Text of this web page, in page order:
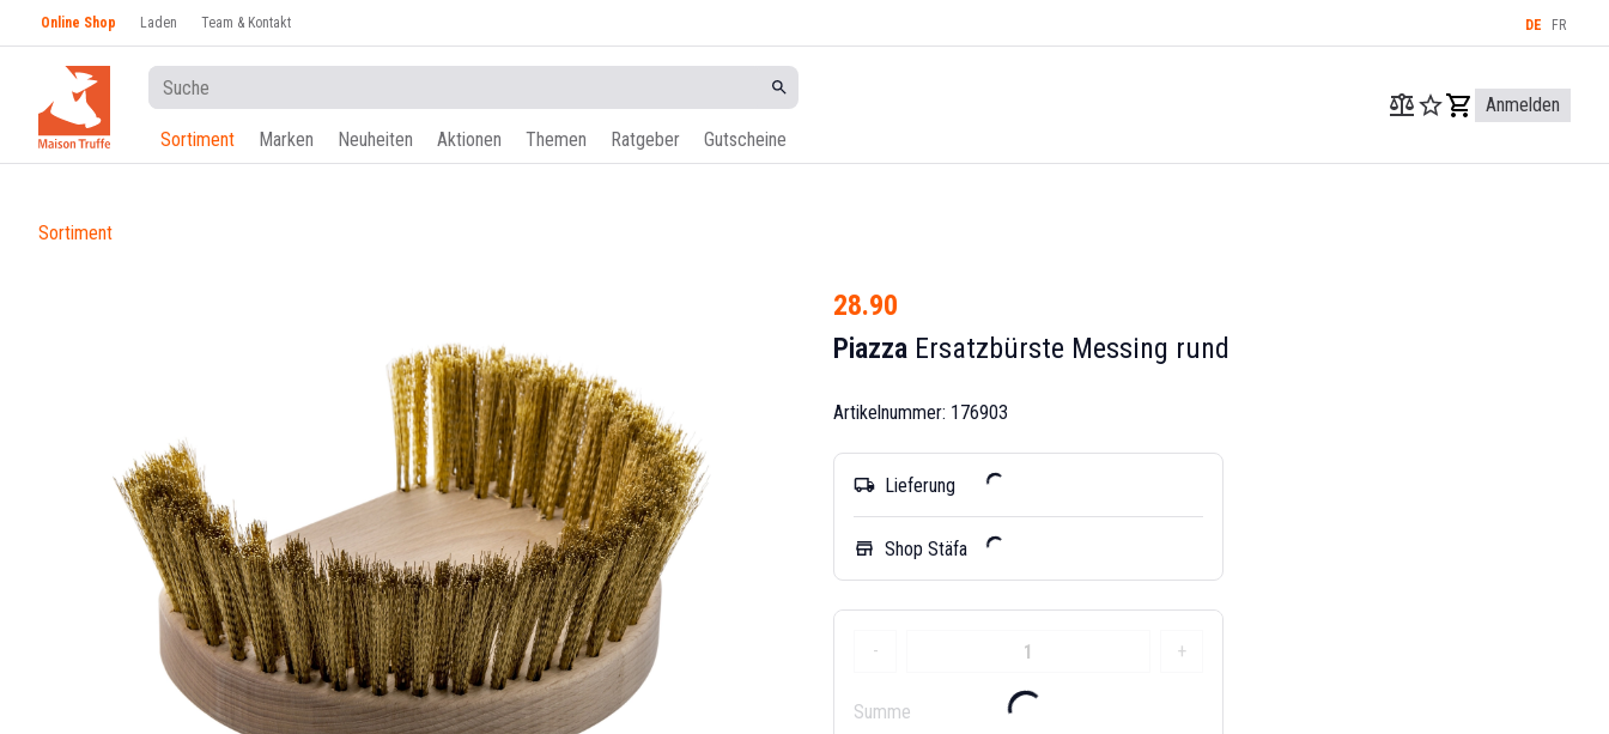
Online Shop Laden Team & Kontakt DE FR
Sortiment Marken Neuheiten Aktionen Themen Ratgeber Gutscheine
Anmelden
Sortiment
28.90
Piazza Ersatzbürste Messing rund
Artikelnummer: 176903
local_shipping Lieferung
store Shop Stäfa
- +
Summe